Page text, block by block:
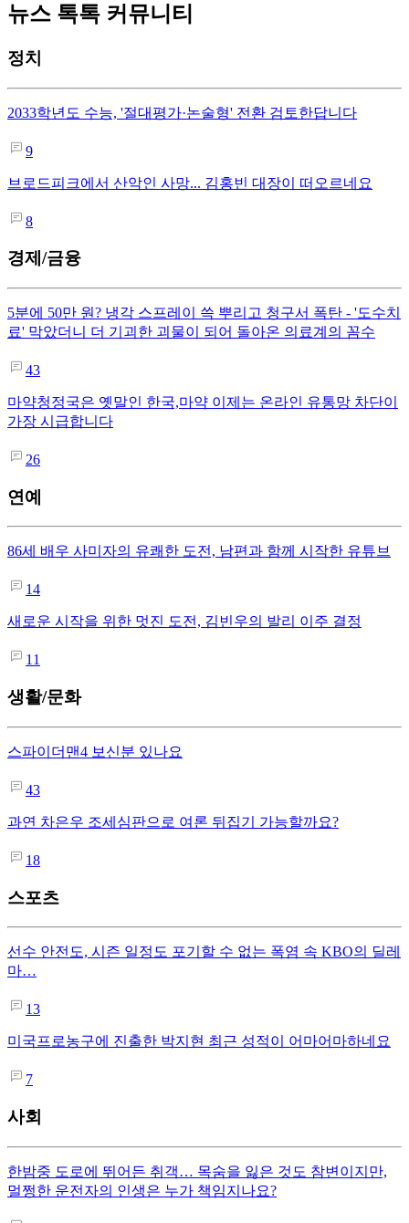
뉴스 톡톡 커뮤니티
정치
2033학년도 수능, '절대평가·논술형' 전환 검토한답니다
9
브로드피크에서 산악인 사망... 김홍빈 대장이 떠오르네요
8
경제/금융
5분에 50만 원? 냉각 스프레이 쓱 뿌리고 청구서 폭탄 - '도수치
료' 막았더니 더 기괴한 괴물이 되어 돌아온 의료계의 꼼수
43
마약청정국은 옛말인 한국,마약 이제는 온라인 유통망 차단이
가장 시급합니다
26
연예
86세 배우 사미자의 유쾌한 도전, 남편과 함께 시작한 유튜브
14
새로운 시작을 위한 멋진 도전, 김빈우의 발리 이주 결정
11
생활/문화
스파이더맨4 보신분 있나요
43
과연 차은우 조세심판으로 여론 뒤집기 가능할까요?
18
스포츠
선수 안전도, 시즌 일정도 포기할 수 없는 폭염 속 KBO의 딜레
마…
13
미국프로농구에 진출한 박지현 최근 성적이 어마어마하네요
7
사회
한밤중 도로에 뛰어든 취객… 목숨을 잃은 것도 참변이지만,
멀쩡한 운전자의 인생은 누가 책임지나요?